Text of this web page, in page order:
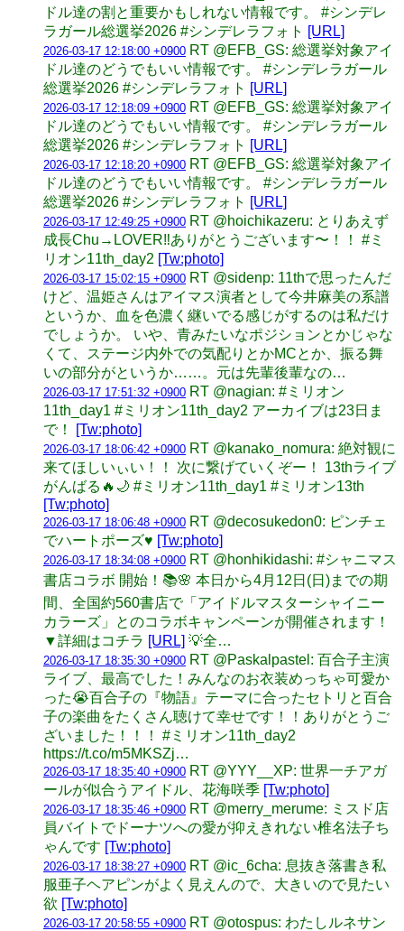
ドル達の割と重要かもしれない情報です。 #シンデレ
ラガール総選挙2026 #シンデレラフォト [URL]
2026-03-17 12:18:00 +0900 RT @EFB_GS: 総選挙対象アイ
ドル達のどうでもいい情報です。 #シンデレラガール
総選挙2026 #シンデレラフォト [URL]
2026-03-17 12:18:09 +0900 RT @EFB_GS: 総選挙対象アイ
ドル達のどうでもいい情報です。 #シンデレラガール
総選挙2026 #シンデレラフォト [URL]
2026-03-17 12:18:20 +0900 RT @EFB_GS: 総選挙対象アイ
ドル達のどうでもいい情報です。 #シンデレラガール
総選挙2026 #シンデレラフォト [URL]
2026-03-17 12:49:25 +0900 RT @hoichikazeru: とりあえず
成長Chu→LOVER‼︎ありがとうございます〜！！ #ミ
リオン11th_day2 [Tw:photo]
2026-03-17 15:02:15 +0900 RT @sidenp: 11thで思ったんだ
けど、温姫さんはアイマス演者として今井麻美の系譜
というか、血を色濃く継いでる感じがするのは私だけ
でしょうか。 いや、青みたいなポジションとかじゃな
くて、ステージ内外での気配りとかMCとか、振る舞
いの部分がというか……。元は先輩後輩なの…
2026-03-17 17:51:32 +0900 RT @nagian: #ミリオン
11th_day1 #ミリオン11th_day2 アーカイブは23日ま
で！
[Tw:photo]
2026-03-17 18:06:42 +0900 RT @kanako_nomura: 絶対観に
来てほしいぃい！！ 次に繋げていくぞー！ 13thライブ
がんばる🔥🌙 #ミリオン11th_day1 #ミリオン13th
[Tw:photo]
2026-03-17 18:06:48 +0900 RT @decosukedon0: ピンチェ
でハートポーズ♥ [Tw:photo]
2026-03-17 18:34:08 +0900 RT @honhikidashi: #シャニマス
書店コラボ 開始！📚🌸 本日から4月12日(日)までの期
間、全国約560書店で「アイドルマスターシャイニー
カラーズ」とのコラボキャンペーンが開催されます！
▼詳細はコチラ [URL] 💡全…
2026-03-17 18:35:30 +0900 RT @Paskalpastel: 百合子主演
ライブ、最高でした！みんなのお衣装めっちゃ可愛か
った😭百合子の『物語』テーマに合ったセトリと百合
子の楽曲をたくさん聴けて幸せです！！ありがとうご
ざいました！！！ #ミリオン11th_day2
https://t.co/m5MKSZj…
2026-03-17 18:35:40 +0900 RT @YYY__XP: 世界一チアガ
ールが似合うアイドル、花海咲季 [Tw:photo]
2026-03-17 18:35:46 +0900 RT @merry_merume: ミスド店
員バイトでドーナツへの愛が抑えきれない椎名法子ち
ゃんです [Tw:photo]
2026-03-17 18:38:27 +0900 RT @ic_6cha: 息抜き落書き私
服亜子ヘアピンがよく見えんので、大きいので見たい
欲 [Tw:photo]
2026-03-17 20:58:55 +0900 RT @otospus: わたしルネサン